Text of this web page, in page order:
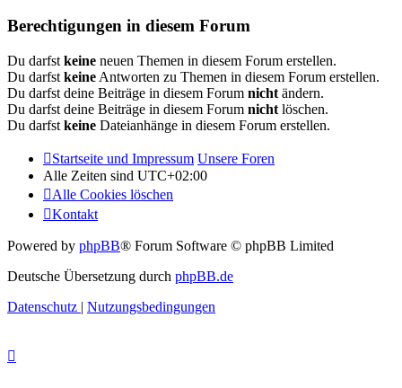
Berechtigungen in diesem Forum
Du darfst keine neuen Themen in diesem Forum erstellen.
Du darfst keine Antworten zu Themen in diesem Forum erstellen.
Du darfst deine Beiträge in diesem Forum nicht ändern.
Du darfst deine Beiträge in diesem Forum nicht löschen.
Du darfst keine Dateianhänge in diesem Forum erstellen.
Startseite und Impressum Unsere Foren
Alle Zeiten sind UTC+02:00
Alle Cookies löschen
Kontakt
Powered by phpBB® Forum Software © phpBB Limited
Deutsche Übersetzung durch phpBB.de
Datenschutz | Nutzungsbedingungen